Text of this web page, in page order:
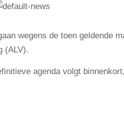
wegens de toen geldende
(ALV).
agenda volgt